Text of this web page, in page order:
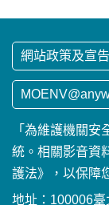
網站政策及宣告
「為維護機關
統。相關影音資
護法》，以保障
地址：100006